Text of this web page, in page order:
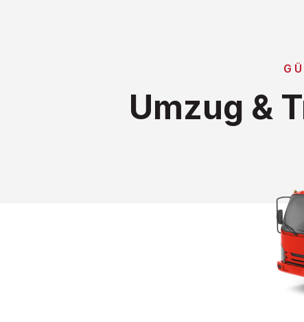
Umzug &